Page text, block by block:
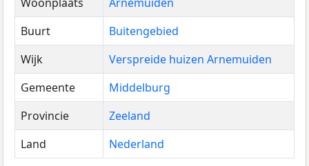
Buurt
Buitengebied
Wijk
Verspreide huizen Arnemuiden
Gemeente
Middelburg
Provincie
Zeeland
Land
Nederland